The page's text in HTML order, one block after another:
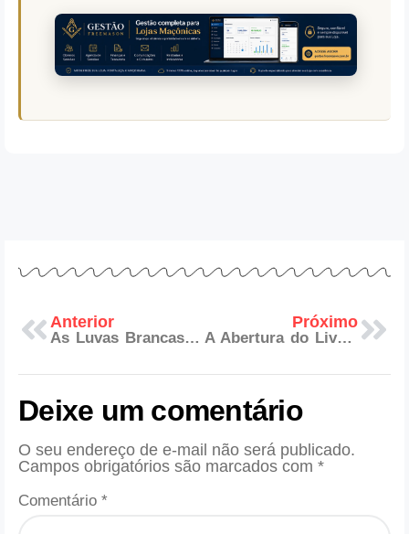
Anterior
As Luvas Brancas na Maçonaria
Próximo
A Abertura do Livro da Lei no Grau de Companheiro
Deixe um comentário
O seu endereço de e-mail não será publicado.
Campos obrigatórios são marcados com *
Comentário *